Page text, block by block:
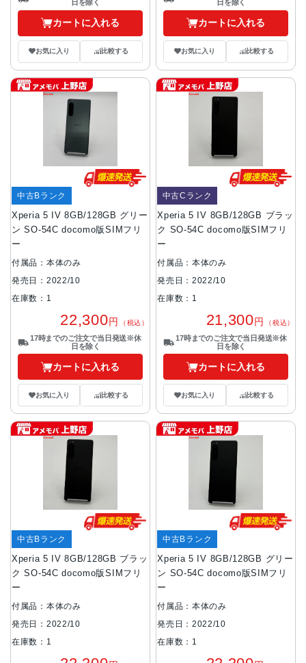
日を除く
カートに入れる
お気に入り 比較する
日を除く
カートに入れる
お気に入り 比較する
Xperia 5 IV 8GB/128GB グリー
ン SO-54C docomo版SIMフリ
ー
中古Bランク
付属品：本体のみ
発売日：2022/10
在庫数：1
22,300円 （税込）
17時までのご注文で当日発送※休
日を除く
カートに入れる
お気に入り 比較する
Xperia 5 IV 8GB/128GB ブラッ
ク SO-54C docomo版SIMフリ
ー
中古Cランク
付属品：本体のみ
発売日：2022/10
在庫数：1
21,300円 （税込）
17時までのご注文で当日発送※休
日を除く
カートに入れる
お気に入り 比較する
Xperia 5 IV 8GB/128GB ブラッ
ク SO-54C docomo版SIMフリ
ー
中古Bランク
付属品：本体のみ
発売日：2022/10
在庫数：1
Xperia 5 IV 8GB/128GB グリー
ン SO-54C docomo版SIMフリ
ー
中古Bランク
付属品：本体のみ
発売日：2022/10
在庫数：1